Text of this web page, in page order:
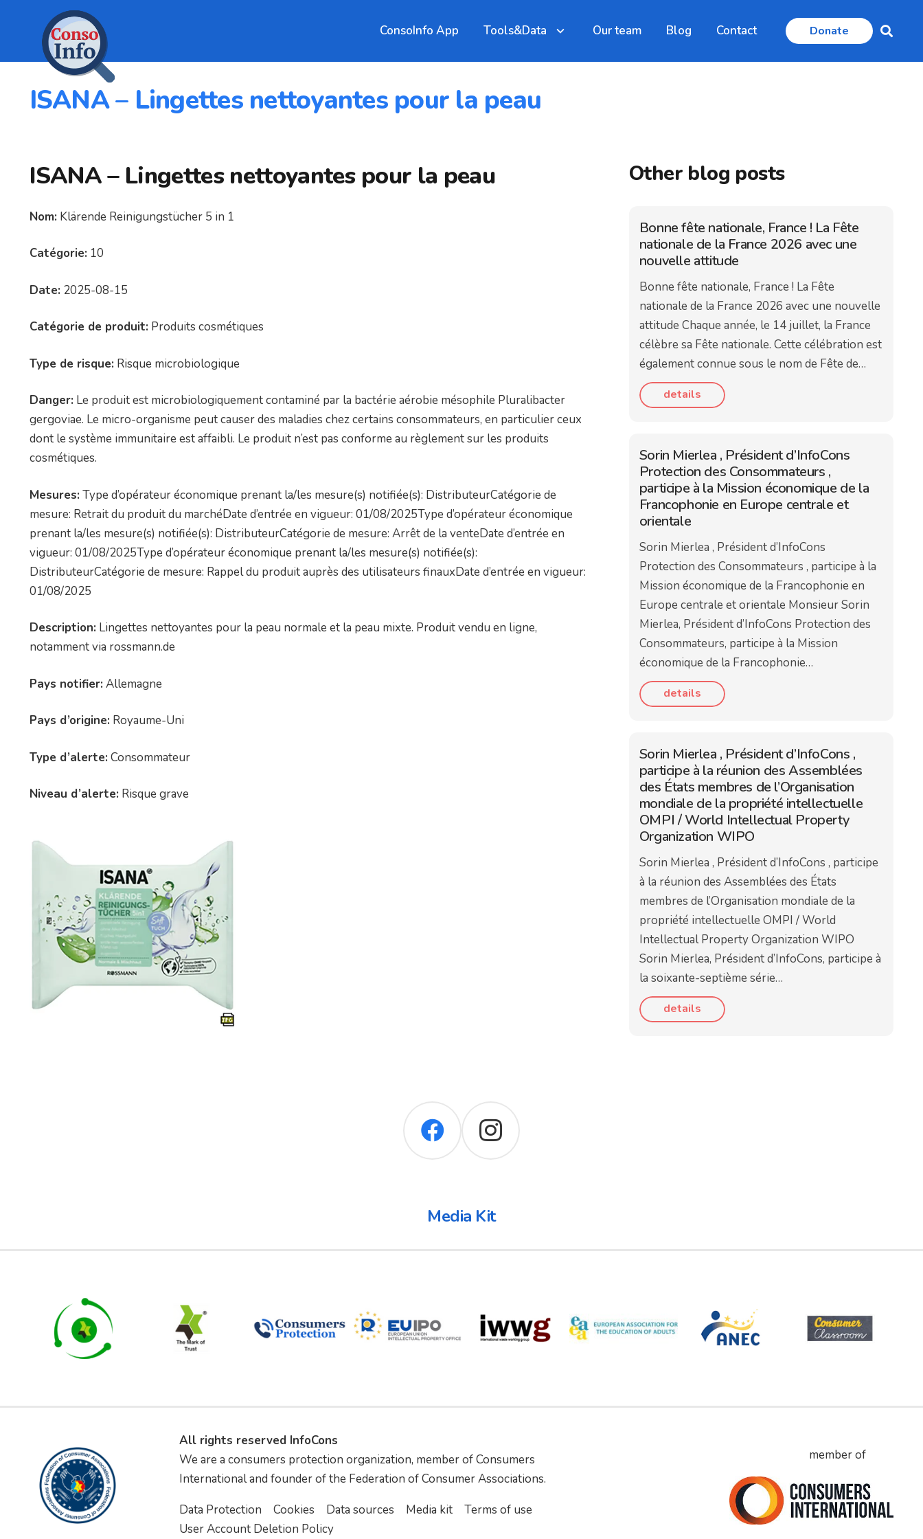
ConsoInfo App Tools&Data Our team Blog Contact Donate
ISANA – Lingettes nettoyantes pour la peau
ISANA – Lingettes nettoyantes pour la peau
Nom: Klärende Reinigungstücher 5 in 1
Catégorie: 10
Date: 2025-08-15
Catégorie de produit: Produits cosmétiques
Type de risque: Risque microbiologique
Danger: Le produit est microbiologiquement contaminé par la bactérie aérobie mésophile Pluralibacter
gergoviae. Le micro-organisme peut causer des maladies chez certains consommateurs, en particulier ceux
dont le système immunitaire est affaibli. Le produit n’est pas conforme au règlement sur les produits
cosmétiques.
Mesures: Type d’opérateur économique prenant la/les mesure(s) notifiée(s): DistributeurCatégorie de
mesure: Retrait du produit du marchéDate d’entrée en vigueur: 01/08/2025Type d’opérateur économique
prenant la/les mesure(s) notifiée(s): DistributeurCatégorie de mesure: Arrêt de la venteDate d’entrée en
vigueur: 01/08/2025Type d’opérateur économique prenant la/les mesure(s) notifiée(s):
DistributeurCatégorie de mesure: Rappel du produit auprès des utilisateurs finauxDate d’entrée en vigueur:
01/08/2025
Description: Lingettes nettoyantes pour la peau normale et la peau mixte. Produit vendu en ligne,
notamment via rossmann.de
Pays notifier: Allemagne
Pays d’origine: Royaume-Uni
Type d’alerte: Consommateur
Niveau d’alerte: Risque grave
Other blog posts
Bonne fête nationale, France ! La Fête
nationale de la France 2026 avec une
nouvelle attitude
Bonne fête nationale, France ! La Fête
nationale de la France 2026 avec une nouvelle
attitude Chaque année, le 14 juillet, la France
célèbre sa Fête nationale. Cette célébration est
également connue sous le nom de Fête de…
details
Sorin Mierlea , Président d’InfoCons
Protection des Consommateurs ,
participe à la Mission économique de la
Francophonie en Europe centrale et
orientale
Sorin Mierlea , Président d’InfoCons
Protection des Consommateurs , participe à la
Mission économique de la Francophonie en
Europe centrale et orientale Monsieur Sorin
Mierlea, Président d’InfoCons Protection des
Consommateurs, participe à la Mission
économique de la Francophonie…
details
Sorin Mierlea , Président d’InfoCons ,
participe à la réunion des Assemblées
des États membres de l’Organisation
mondiale de la propriété intellectuelle
OMPI / World Intellectual Property
Organization WIPO
Sorin Mierlea , Président d’InfoCons , participe
à la réunion des Assemblées des États
membres de l’Organisation mondiale de la
propriété intellectuelle OMPI / World
Intellectual Property Organization WIPO
Sorin Mierlea, Président d’InfoCons, participe à
la soixante-septième série…
details
Media Kit
All rights reserved InfoCons
We are a consumers protection organization, member of Consumers
International and founder of the Federation of Consumer Associations.
Data Protection
Cookies Data sources Media kit
Terms of use
User Account Deletion Policy
member of